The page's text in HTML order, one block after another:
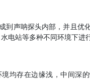
到声呐探头内部，并且
电站等多种不同环境下进
均存在边缘浅，中间深